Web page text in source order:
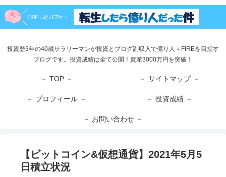
投資歴3年の40歳サラリーマンが投資とブログ副収入で億り人＋FIREを目指す
ブログです。投資成績は全て公開！資産3000万円を突破！
－ TOP － － サイトマップ －
－ プロフィール － － 投資成績 －
－ お問い合わせ －
【ビットコイン&仮想通貨】2021年5月5
日積立状況